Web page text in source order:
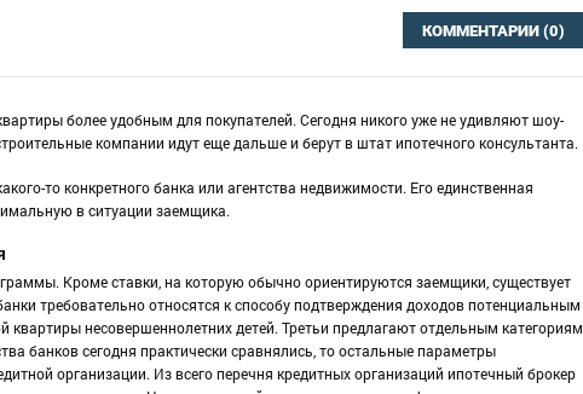
КОММЕНТАРИИ (0)
более удобным для покупателей. Сегодня никого уже не удивляют шоу-
компании идут еще дальше и берут в штат ипотечного консультанта.
то конкретного банка или агентства недвижимости. Его единственная
в ситуации заемщика.
Кроме ставки, на которую обычно ориентируются заемщики, существует
требовательно относятся к способу подтверждения доходов потенциальным
несовершеннолетних детей. Третьи предлагают отдельным категориям
банков сегодня практически сравнялись, то остальные параметры
организации. Из всего перечня кредитных организаций ипотечный брокер